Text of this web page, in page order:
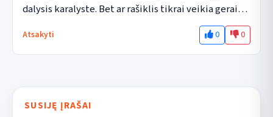
dalysis karalyste. Bet ar rašiklis tikrai veikia gerai…
Atsakyti 0 0
SUSIJĘ ĮRAŠAI